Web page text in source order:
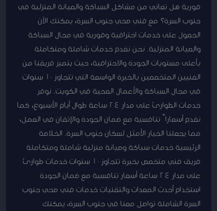
فورية هل تعاني من مشاكل السباكة والصيانة المنزلية في
جنوب السرة؟ مع فني صحي جنوب السرة، يمكنك الآن
الحصول على خدمات احترافية وفورية في مجال السباكة
والصيانة المنزلية. نحن نقدم خدمات شاملة ومتكاملة
بأعلى مستويات الجودة والاحترافية، حيث يتميز فريقنا من
الفنيين المتخصصين بالخبرة الواسعة التي تتجاوز 10 سنوات
في مجال السباكة والأعمال الصحية في الكويت. نوفر
خدمات الطوارئ على مدار 24 ساعة طوال أيام الأسبوع، كما
نقدم أسعاراً تنافسية مع ضمان الجودة والإتقان في العمل،
مما يجعلنا الخيار الأمثل لسكان جنوب السرة. الخلاصة
الرئيسية خدمات سباكة وصيانة منزلية شاملة ومتكاملة
فريق فني متخصص بخبرة تتجاوز 10 سنوات خدمات طوارئ
على مدار 24 ساعة أسعار تنافسية مع ضمان الجودة
استخدام أحدث المعدات والتقنيات خدمات فني صحي جنوب
السرة الشاملة تواصل معنا في جنوب السرة، يمكنك